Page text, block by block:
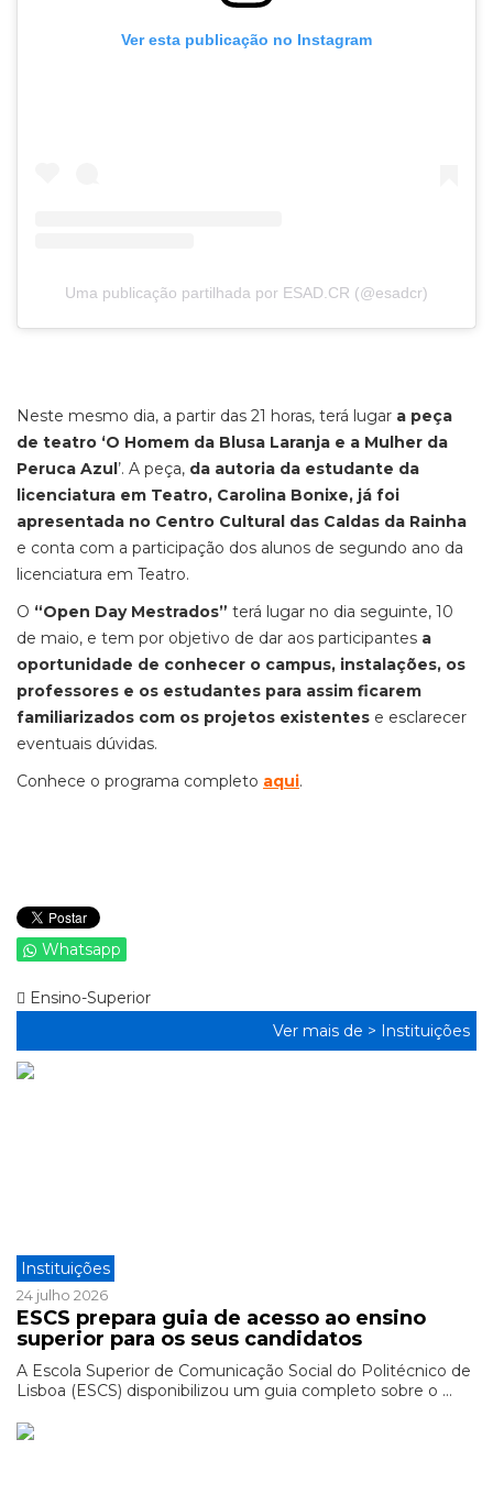
Ver esta publicação no Instagram
Uma publicação partilhada por ESAD.CR (@esadcr)
Neste mesmo dia, a partir das 21 horas, terá lugar a peça
de teatro ‘O Homem da Blusa Laranja e a Mulher da
Peruca Azul ’. A peça, da autoria da estudante da
licenciatura em Teatro, Carolina Bonixe, já foi
apresentada no Centro Cultural das Caldas da Rainha
e conta com a participação dos alunos de segundo ano da
licenciatura em Teatro.
O “Open Day Mestrados” terá lugar no dia seguinte, 10
de maio, e tem por objetivo de dar aos participantes a
oportunidade de conhecer o campus, instalações, os
professores e os estudantes para assim ficarem
familiarizados com os projetos existentes e esclarecer
eventuais dúvidas.
Conhece o programa completo aqui.
Whatsapp
Ensino-Superior
Ver mais de > Instituições
Instituições
24 julho 2026
ESCS prepara guia de acesso ao ensino
superior para os seus candidatos
A Escola Superior de Comunicação Social do Politécnico de
Lisboa (ESCS) disponibilizou um guia completo sobre o ...